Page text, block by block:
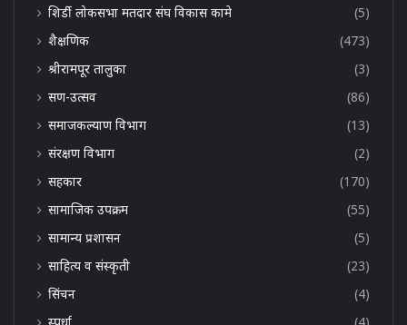
शिर्डी लोकसभा मतदार संघ विकास कामे
(5)
शैक्षणिक
(473)
श्रीरामपूर तालुका
(3)
सण-उत्सव
(86)
समाजकल्याण विभाग
(13)
संरक्षण विभाग
(2)
सहकार
(170)
सामाजिक उपक्रम
(55)
सामान्य प्रशासन
(5)
साहित्य व संस्कृती
(23)
सिंचन
(4)